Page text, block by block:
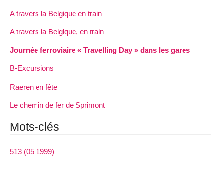
A travers la Belgique en train
A travers la Belgique, en train
Journée ferroviaire « Travelling Day » dans les gares
B-Excursions
Raeren en fête
Le chemin de fer de Sprimont
Mots-clés
513 (05 1999)